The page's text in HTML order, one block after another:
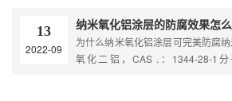
13
2022-09
纳米氧化铝涂层的防腐效果怎
为什么纳米氧化铝涂层可完美防腐
氧化二铝，CAS .：1344-28-1分